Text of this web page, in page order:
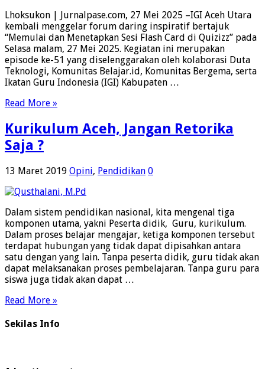
Lhoksukon | Jurnalpase.com, 27 Mei 2025 –IGI Aceh Utara
kembali menggelar forum daring inspiratif bertajuk
“Memulai dan Menetapkan Sesi Flash Card di Quizizz” pada
Selasa malam, 27 Mei 2025. Kegiatan ini merupakan
episode ke-51 yang diselenggarakan oleh kolaborasi Duta
Teknologi, Komunitas Belajar.id, Komunitas Bergema, serta
Ikatan Guru Indonesia (IGI) Kabupaten …
Read More »
Kurikulum Aceh, Jangan Retorika
Saja ?
13 Maret 2019 Opini, Pendidikan 0
Dalam sistem pendidikan nasional, kita mengenal tiga
komponen utama, yakni Peserta didik, Guru, kurikulum.
Dalam proses belajar mengajar, ketiga komponen tersebut
terdapat hubungan yang tidak dapat dipisahkan antara
satu dengan yang lain. Tanpa peserta didik, guru tidak akan
dapat melaksanakan proses pembelajaran. Tanpa guru para
siswa juga tidak akan dapat …
Read More »
Sekilas Info